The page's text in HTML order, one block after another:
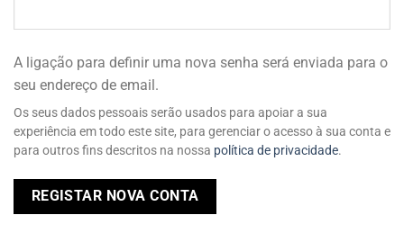
A ligação para definir uma nova senha será enviada para o
seu endereço de email.
Os seus dados pessoais serão usados ​​para apoiar a sua
experiência em todo este site, para gerenciar o acesso à sua conta e
para outros fins descritos na nossa política de privacidade.
REGISTAR NOVA CONTA